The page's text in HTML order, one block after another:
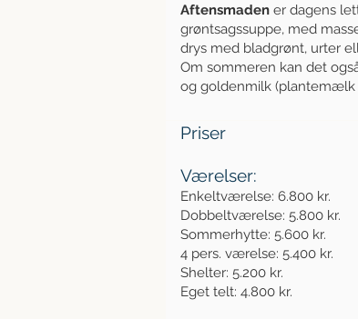
Aftensmaden er dagens
grøntsagssuppe, med
drys med bladgrønt, urter
Om sommeren kan det
og goldenmilk
Priser
Værelser:
Enkeltværelse: 6.800 kr.
Dobbeltværelse: 5.800 kr.
Sommerhytte: 5.600 kr.
4 pers. værelse: 5.400 kr.
Shelter: 5.200 kr.
Eget telt: 4.800 kr.